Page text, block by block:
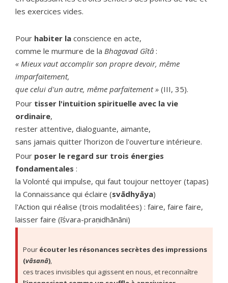
les exercices vides.
Pour habiter la conscience en acte,
comme le murmure de la Bhagavad Gîtâ :
« Mieux vaut accomplir son propre devoir, même
imparfaitement,
que celui d'un autre, même parfaitement » (III, 35).
Pour tisser l'intuition spirituelle avec la vie
ordinaire,
rester attentive, dialoguante, aimante,
sans jamais quitter l'horizon de l'ouverture intérieure.
Pour poser le regard sur trois énergies
fondamentales :
la Volonté qui impulse, qui faut toujour nettoyer (tapas)
la Connaissance qui éclaire (svādhyāya)
l'Action qui réalise (trois modalitées) : faire, faire faire,
laisser faire (īśvara-praṇidhānāni)
Pour écouter les résonances secrètes des impressions
(vāsanā),